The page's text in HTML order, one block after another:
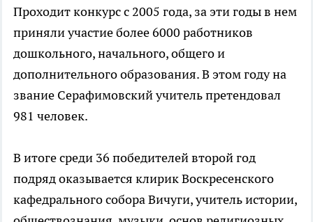
Проходит конкурс с 2005 года, за эти годы в нем
приняли участие более 6000 работников
дошкольного, начального, общего и
дополнительного образования. В этом году на
звание Серафимовский учитель претендовал
981 человек.
В итоге среди 36 победителей второй год
подряд оказывается клирик Воскресенского
кафедрального собора Вичуги, учитель истории,